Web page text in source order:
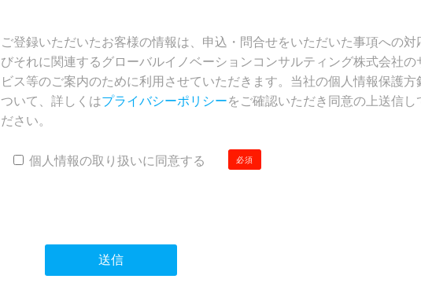
ご登録いただいたお客様の情報は、申込・問合せをいただいた事項への対
びそれに関連するグローバルイノベーションコンサルティング株式会社の
ビス等のご案内のために利用させていただきます。当社の個人情報保護方
ついて、詳しくはプライバシーポリシーをご確認いただき同意の上送信し
ださい。
必須
個人情報の取り扱いに同意する